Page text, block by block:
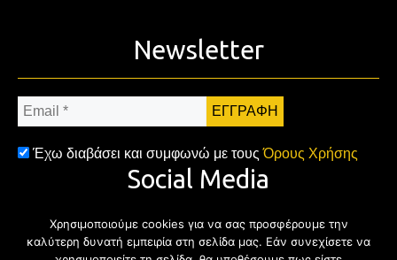
Newsletter
Email
*
Έχω διαβάσει και συμφωνώ με τουςΌρους Χρήσης
Social Media
FacebookTwitter Instagram
Χρησιμοποιούμε cookies για να σας προσφέρουμε την
καλύτερη δυνατή εμπειρία στη σελίδα μας. Εάν συνεχίσετε να